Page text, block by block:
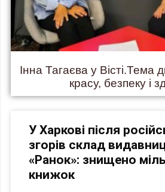
Інна Тагаєва у Вісті.Тема
красу, безпеку і
У Харкові після
згорів склад
«Ранок»: знищено
книжок